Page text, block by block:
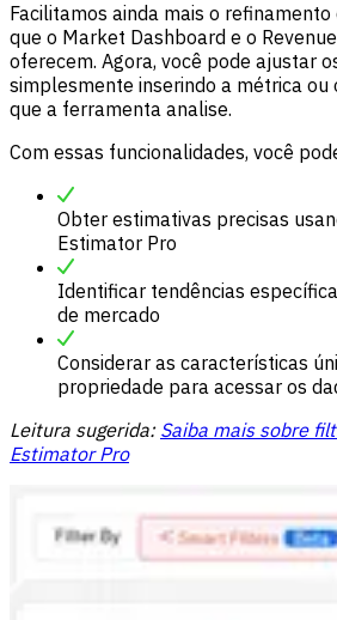
Facilitamos ainda mais o
que o Market Dashboard e o
oferecem. Agora, você pode ajustar
simplesmente inserindo a métrica ou
que a ferramenta analise.
Com essas funcionalidades, você
Obter estimativas precisas
Estimator Pro
Identificar tendências
de mercado
Considerar as características
propriedade para acessar os
Leitura sugerida: Saiba mais sobre
Estimator Pro